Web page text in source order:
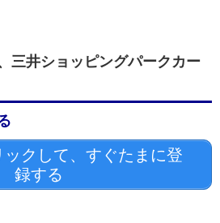
三井ショッピングパークカー
ックして、すぐたまに登
録する